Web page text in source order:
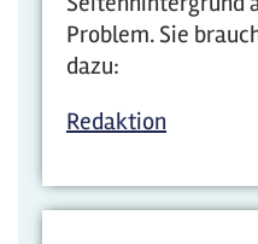
Problem. Sie
dazu:
Redaktion